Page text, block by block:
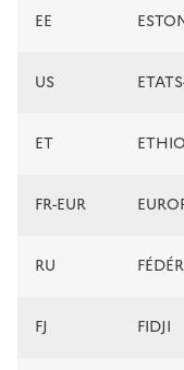
EE
US
ET
FR-EUR
RU
FJ FIDJI